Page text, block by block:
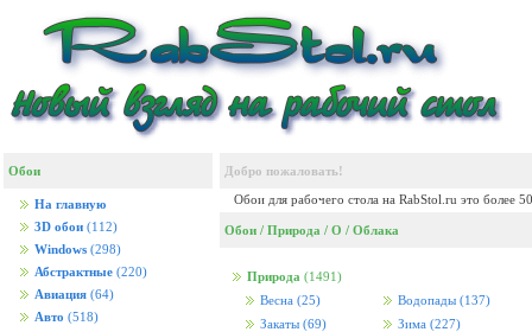
Обои
На главную
3D обои (112)
Windows (298)
Абстрактные (220)
Авиация (64)
Авто (518)
Добро пожаловать!
Обои для рабочего стола на RabStol.ru это более
Обои / Природа / О / Облака
Природа (1491)
Весна (25) Водопады (137)
Закаты (69) Зима (227)